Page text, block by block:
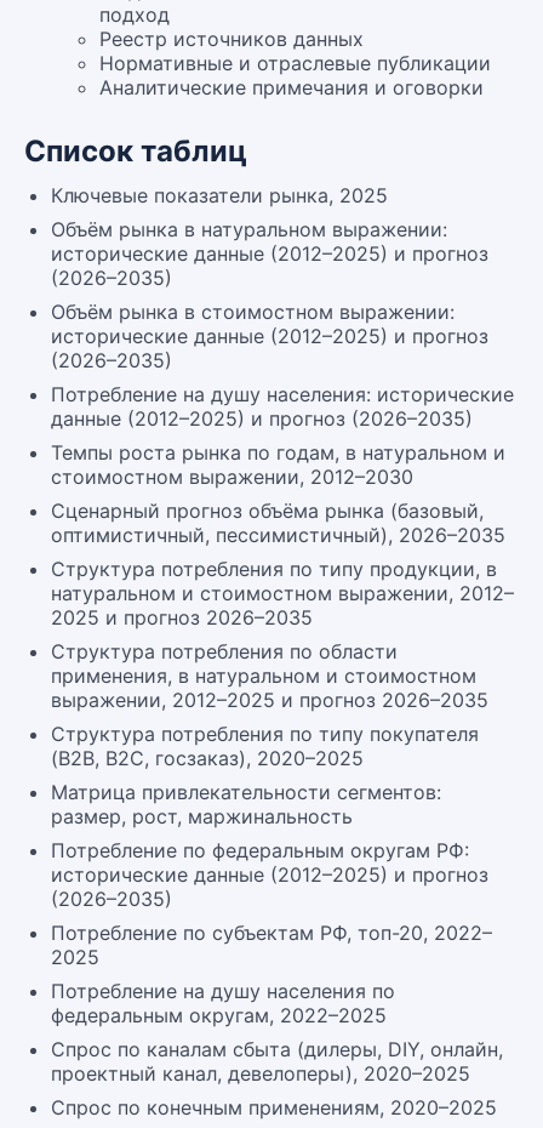
подход
Реестр источников данных
Нормативные и отраслевые публикации
Аналитические примечания и оговорки
Список таблиц
Ключевые показатели рынка, 2025
Объём рынка в натуральном выражении:
исторические данные (2012–2025) и прогноз
(2026–2035)
Объём рынка в стоимостном выражении:
исторические данные (2012–2025) и прогноз
(2026–2035)
Потребление на душу населения: исторические
данные (2012–2025) и прогноз (2026–2035)
Темпы роста рынка по годам, в натуральном и
стоимостном выражении, 2012–2030
Сценарный прогноз объёма рынка (базовый,
оптимистичный, пессимистичный), 2026–2035
Структура потребления по типу продукции, в
натуральном и стоимостном выражении, 2012–
2025 и прогноз 2026–2035
Структура потребления по области
применения, в натуральном и стоимостном
выражении, 2012–2025 и прогноз 2026–2035
Структура потребления по типу покупателя
(B2B, B2C, госзаказ), 2020–2025
Матрица привлекательности сегментов:
размер, рост, маржинальность
Потребление по федеральным округам РФ:
исторические данные (2012–2025) и прогноз
(2026–2035)
Потребление по субъектам РФ, топ-20, 2022–
2025
Потребление на душу населения по
федеральным округам, 2022–2025
Спрос по каналам сбыта (дилеры, DIY, онлайн,
проектный канал, девелоперы), 2020–2025
Спрос по конечным применениям, 2020–2025